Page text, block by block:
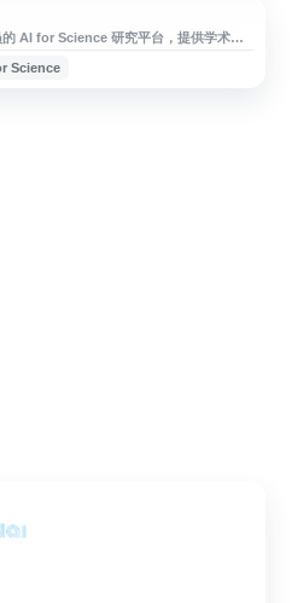
AI for Science 研究平台，提供学术搜
作功能，帮助用户进行文献发现、资料
平台服务全球科学研究场景，适用于需要
Science